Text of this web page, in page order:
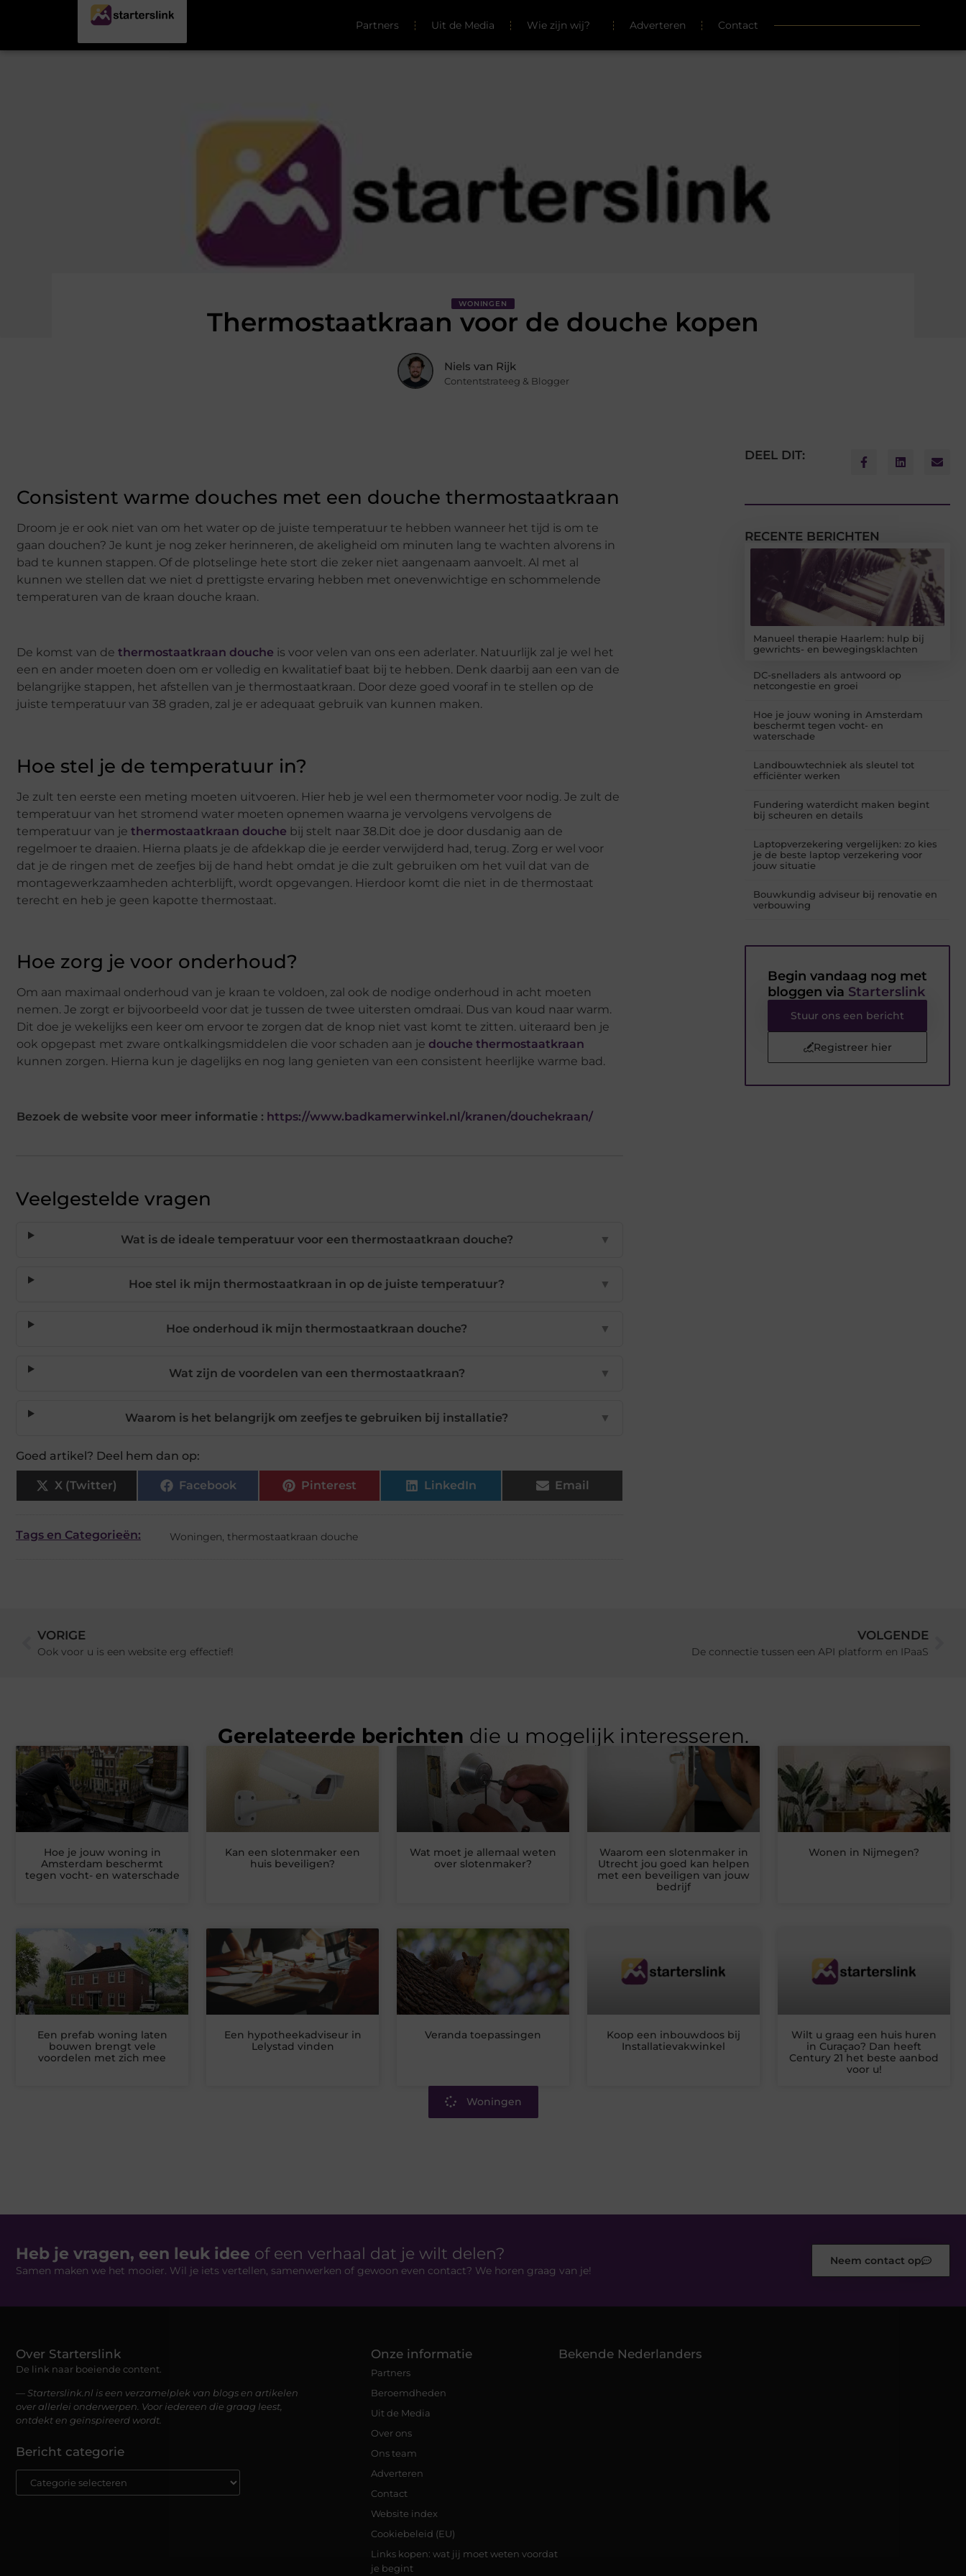
Partners Uit de Media Wie zijn wij? Adverteren Contact
WONINGEN
Thermostaatkraan voor de douche kopen
Niels van Rijk
Contentstrateeg & Blogger
Consistent warme douches met een douche thermostaatkraan
Droom je er ook niet van om het water op de juiste temperatuur te hebben wanneer het tijd is om te
gaan douchen? Je kunt je nog zeker herinneren, de akeligheid om minuten lang te wachten alvorens in
bad te kunnen stappen. Of de plotselinge hete stort die zeker niet aangenaam aanvoelt. Al met al
kunnen we stellen dat we niet d prettigste ervaring hebben met onevenwichtige en schommelende
temperaturen van de kraan douche kraan.
De komst van de thermostaatkraan douche is voor velen van ons een aderlater. Natuurlijk zal je wel het
een en ander moeten doen om er volledig en kwalitatief baat bij te hebben. Denk daarbij aan een van de
belangrijke stappen, het afstellen van je thermostaatkraan. Door deze goed vooraf in te stellen op de
juiste temperatuur van 38 graden, zal je er adequaat gebruik van kunnen maken.
Hoe stel je de temperatuur in?
Je zult ten eerste een meting moeten uitvoeren. Hier heb je wel een thermometer voor nodig. Je zult de
temperatuur van het stromend water moeten opnemen waarna je vervolgens vervolgens de
temperatuur van je thermostaatkraan douche bij stelt naar 38.Dit doe je door dusdanig aan de
regelmoer te draaien. Hierna plaats je de afdekkap die je eerder verwijderd had, terug. Zorg er wel voor
dat je de ringen met de zeefjes bij de hand hebt omdat je die zult gebruiken om het vuil dat van de
montagewerkzaamheden achterblijft, wordt opgevangen. Hierdoor komt die niet in de thermostaat
terecht en heb je geen kapotte thermostaat.
Hoe zorg je voor onderhoud?
Om aan maximaal onderhoud van je kraan te voldoen, zal ook de nodige onderhoud in acht moeten
nemen. Je zorgt er bijvoorbeeld voor dat je tussen de twee uitersten omdraai. Dus van koud naar warm.
Dit doe je wekelijks een keer om ervoor te zorgen dat de knop niet vast komt te zitten. uiteraard ben je
ook opgepast met zware ontkalkingsmiddelen die voor schaden aan je douche thermostaatkraan
kunnen zorgen. Hierna kun je dagelijks en nog lang genieten van een consistent heerlijke warme bad.
Bezoek de website voor meer informatie : https://www.badkamerwinkel.nl/kranen/douchekraan/
Veelgestelde vragen
Wat is de ideale temperatuur voor een thermostaatkraan douche? ▼
Hoe stel ik mijn thermostaatkraan in op de juiste temperatuur? ▼
Hoe onderhoud ik mijn thermostaatkraan douche? ▼
Wat zijn de voordelen van een thermostaatkraan? ▼
Waarom is het belangrijk om zeefjes te gebruiken bij installatie? ▼
Goed artikel? Deel hem dan op:
X (Twitter) Facebook Pinterest LinkedIn Email
Tags en Categorieën: Woningen, thermostaatkraan douche
DEEL DIT:
RECENTE BERICHTEN
Manueel therapie Haarlem: hulp bij
gewrichts- en bewegingsklachten
DC-snelladers als antwoord op
netcongestie en groei
Hoe je jouw woning in Amsterdam
beschermt tegen vocht- en
waterschade
Landbouwtechniek als sleutel tot
efficiënter werken
Fundering waterdicht maken begint
bij scheuren en details
Laptopverzekering vergelijken: zo kies
je de beste laptop verzekering voor
jouw situatie
Bouwkundig adviseur bij renovatie en
verbouwing
Begin vandaag nog met
bloggen via Starterslink
Stuur ons een bericht
Registreer hier
VORIGE
Ook voor u is een website erg effectief!
VOLGENDE
De connectie tussen een API platform en IPaaS
Gerelateerde berichten die u mogelijk interesseren.
Hoe je jouw woning in
Amsterdam beschermt
tegen vocht- en waterschade
Kan een slotenmaker een
huis beveiligen?
Wat moet je allemaal weten
over slotenmaker?
Waarom een slotenmaker in
Utrecht jou goed kan helpen
met een beveiligen van jouw
bedrijf
Wonen in Nijmegen?
Een prefab woning laten
bouwen brengt vele
voordelen met zich mee
Een hypotheekadviseur in
Lelystad vinden
Veranda toepassingen
Koop een inbouwdoos bij
Installatievakwinkel
Wilt u graag een huis huren
in Curaçao? Dan heeft
Century 21 het beste aanbod
voor u!
Woningen
Heb je vragen, een leuk idee of een verhaal dat je wilt delen?
Samen maken we het mooier. Wil je iets vertellen, samenwerken of gewoon even contact? We horen graag van je!
Neem contact op
Over Starterslink
De link naar boeiende content.
— Starterslink.nl is een verzamelplek van blogs en artikelen
over allerlei onderwerpen. Voor iedereen die graag leest,
ontdekt en geïnspireerd wordt.
Bericht categorie
Onze informatie
Partners
Beroemdheden
Uit de Media
Over ons
Ons team
Adverteren
Contact
Website index
Cookiebeleid (EU)
Links kopen: wat jij moet weten voordat
je begint
Bekende Nederlanders